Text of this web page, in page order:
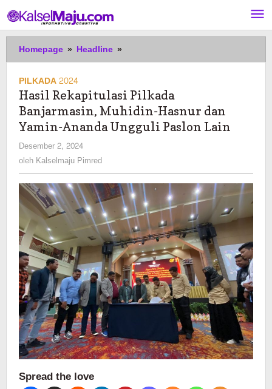
ke
konten
Homepage » Headline »
Rekapitulasi
Banjarmasin,
Muhidin-
Hasnur
dan
Yamin-
Paslon
Lain
PILKADA 2024
Hasil Rekapitulasi Pilkada
Banjarmasin, Muhidin-Hasnur dan
Yamin-Ananda Ungguli Paslon Lain
Desember 2, 2024
Kalselmaju
Pimred
oleh Kalselmaju Pimred
Spread the love